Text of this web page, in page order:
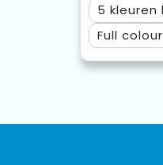
5
Full colour